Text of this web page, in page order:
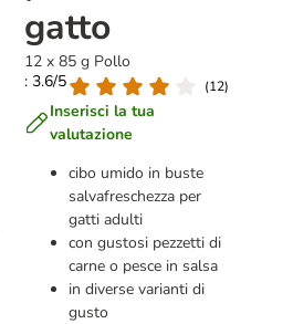
gatto
12 x 85 g Pollo
: 3.6/5
(12)
Inserisci la tua
valutazione
cibo umido in buste
salvafreschezza per
gatti adulti
con gustosi pezzetti di
carne o pesce in salsa
in diverse varianti di
gusto